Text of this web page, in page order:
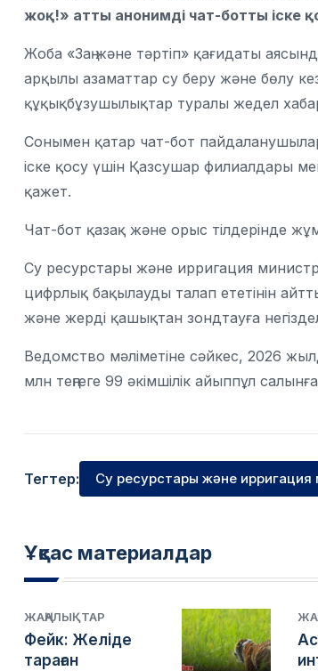
жоқ!» атты анонимді чат-ботты іске
Жоба «Заң және тәртіп» қағидаты
арқылы азаматтар су беру және бөлу
құқықбұзушылықтар туралы жедел
Сонымен қатар чат-бот
іске қосу үшін Қазсушар филиалдары
қажет.
Чат-бот қазақ және орыс тілдерінде
Су ресурстары және ирригация
цифрлық бақылауды талап ететінін
және жерді қашықтан зондтауға
Ведомство мәліметіне сәйкес, 2026
млн теңгеге 99 әкімшілік айыппұл
Тегтер: Су ресурстары және ирригация
Ұқсас материалдар
ЖАҢАЛЫҚТАР
Фейк: Желіде
тараған